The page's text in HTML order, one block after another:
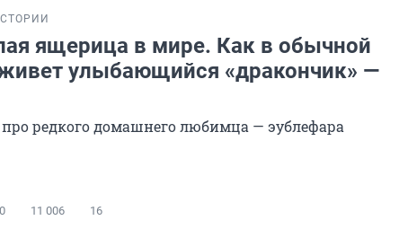
ящерица в мире. Как в обычной
улыбающийся «дракончик» —
редкого домашнего любимца — эублефара
11 006 16